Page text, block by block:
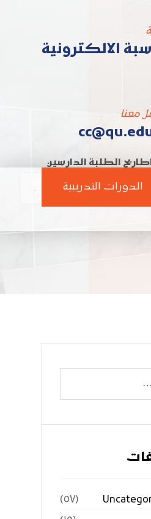
الالكترونية
معنا
الدورات التدريبية
الطلبة الدارسين
(٥٧)